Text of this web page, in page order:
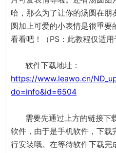
哈，那么为了让你的汤圆在朋
圆加上可爱的小表情是很重
看看吧！（PS：此教程仅适用
软件下载地址：
https://www.leawo.cn/
do=info&id=6504
需要先通过上方的链接下
软件，由于是手机软件，下载
行安装哦。在等待软件下载完